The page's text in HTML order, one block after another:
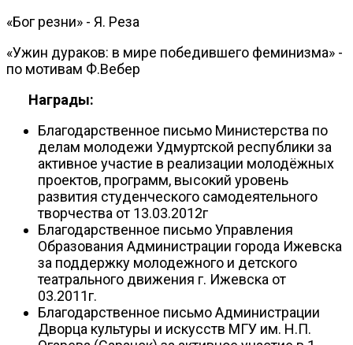
«Бог резни» - Я. Реза
«Ужин дураков: в мире победившего феминизма» -
по мотивам Ф.Вебер
Награды:
Благодарственное письмо Министерства по
делам молодежи Удмуртской республики за
активное участие в реализации молодёжных
проектов, программ, высокий уровень
развития студенческого самодеятельного
творчества от 13.03.2012г
Благодарственное письмо Управления
Образования Администрации города Ижевска
за поддержку молодежного и детского
театрального движения г. Ижевска от
03.2011г.
Благодарственное письмо Администрации
Дворца культуры и искусств МГУ им. Н.П.